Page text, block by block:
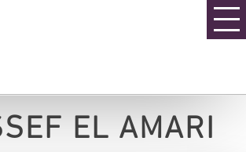
EL AMARI